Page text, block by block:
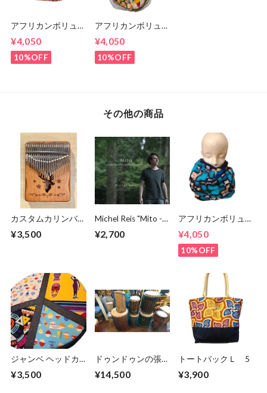
アフリカンボリュー
¥4,050
10%OFF
アフリカンボリュー
¥4,050
10%OFF
その他の商品
カスタムカリンバ
21キー ハ長調（C）
¥3,500
Michel Reis "Mito -
Improvisations - "
¥2,700
アフリカンボリュー
¥4,050
10%OFF
ジャンベ ヘッドカ
バー
Africa×Japan
¥3,500
ドゥンドゥンの張り
かえ・修理
¥14,500
トートバックＬ 5
¥3,900